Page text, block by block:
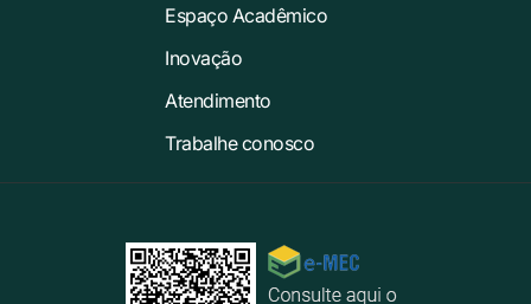
Espaço Acadêmico
Inovação
Atendimento
Trabalhe conosco